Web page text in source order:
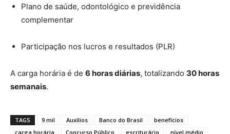
Plano de saúde, odontológico e previdência
complementar
Participação nos lucros e resultados (PLR)
A carga horária é de 6 horas diárias, totalizando 30 horas
semanais.
TAGS 9 mil Auxílios Banco do Brasil
benefícios
carga horária
Concurso Público escriturário
nível médio